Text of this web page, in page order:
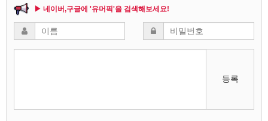
▶ 네이버,구글에 '유머픽'을 검색해보세요!
등록